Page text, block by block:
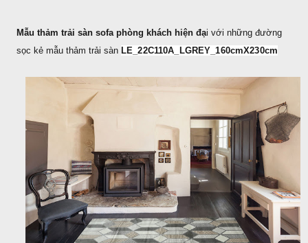
Mẫu thảm trải sàn sofa phòng khách hiện đại với những đường
sọc kẻ mẫu thảm trải sàn LE_22C110A_LGREY_160cmX230cm